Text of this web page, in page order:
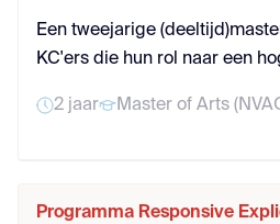
Een tweejarige
KC'ers die hun rol naar een
tillen. Dit programma biedt
hun leiderschap en
2 jaar Master of Arts
Programma Responsive